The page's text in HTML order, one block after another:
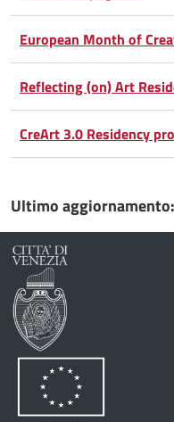
European Month of
Reflecting (on) Art
CreArt 3.0 Residency
Ultimo aggiornamento: